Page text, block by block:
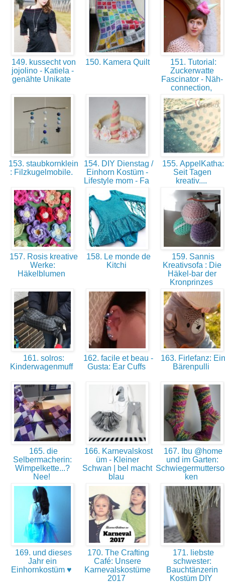
149. kussecht von
jojolino - Katiela -
genähte Unikate
150. Kamera Quilt
151. Tutorial:
Zuckerwatte
Fascinator - Näh-
connection,
153. staubkornklein
: Filzkugelmobile.
154. DIY Dienstag /
Einhorn Kostüm -
Lifestyle mom - Fa
155. AppelKatha:
Seit Tagen
kreativ....
157. Rosis kreative
Werke:
Häkelblumen
158. Le monde de
Kitchi
159. Sannis
Kreativsofa : Die
Häkel-bar der
Kronprinzes
161. solros:
Kinderwagenmuff
162. facile et beau -
Gusta: Ear Cuffs
163. Firlefanz: Ein
Bärenpulli
165. die
Selbermacherin:
Wimpelkette...?
Nee!
166. Karnevalskost
üm - Kleiner
Schwan | bel macht
blau
167. Ibu @home
und im Garten:
ken
169. und dieses
Jahr ein
Einhornkostüm ♥
170. The Crafting
Café: Unsere
Karnevalskostüme
2017
171. liebste
schwester:
Bauchtänzerin
Kostüm DIY